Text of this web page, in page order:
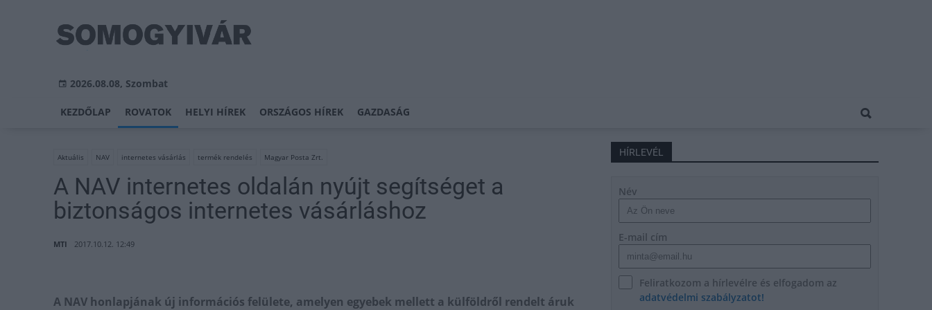
2026.08.08, Szombat
KEZDŐLAP ROVATOK HELYI HÍREK ORSZÁGOS HÍREK GAZDASÁG
Aktuális NAV internetes vásárlás termék rendelés Magyar Posta Zrt.
A NAV internetes oldalán nyújt segítséget a
biztonságos internetes vásárláshoz
MTI 2017.10.12. 12:49
A NAV honlapjának új információs felülete, amelyen egyebek mellett a külföldről rendelt áruk
HÍRLEVÉL
Név
E-mail cím
Feliratkozom a hírlevélre és elfogadom az
adatvédelmi szabályzatot!